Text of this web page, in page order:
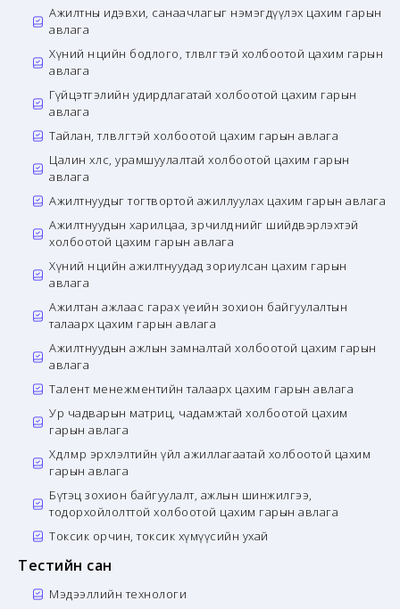
Ажилтны идэвхи, санаачлагыг нэмэгдүүлэх цахим гарын
авлага
Хүний нөөцийн бодлого, төлөвлөгөөтэй холбоотой цахим гарын
авлага
Гүйцэтгэлийн удирдлагатай холбоотой цахим гарын
авлага
Тайлан, төлөвлөгөөтэй холбоотой цахим гарын авлага
Цалин хөлс, урамшуулалтай холбоотой цахим гарын
авлага
Ажилтнуудыг тогтвортой ажиллуулах цахим гарын авлага
Ажилтнуудын харилцаа, зөрчилдөөнийг шийдвэрлэхтэй
холбоотой цахим гарын авлага
Хүний нөөцийн ажилтнуудад зориулсан цахим гарын
авлага
Ажилтан ажлаас гарах үеийн зохион байгуулалтын
талаарх цахим гарын авлага
Ажилтнуудын ажлын замналтай холбоотой цахим гарын
авлага
Талент менежментийн талаарх цахим гарын авлага
Ур чадварын матриц, чадамжтай холбоотой цахим
гарын авлага
Хөдөлмөр эрхлэлтийн үйл ажиллагаатай холбоотой цахим
гарын авлага
Бүтэц зохион байгуулалт, ажлын шинжилгээ,
тодорхойлолттой холбоотой цахим гарын авлага
Токсик орчин, токсик хүмүүсийн ухай
Тестийн сан
Мэдээллийн технологи